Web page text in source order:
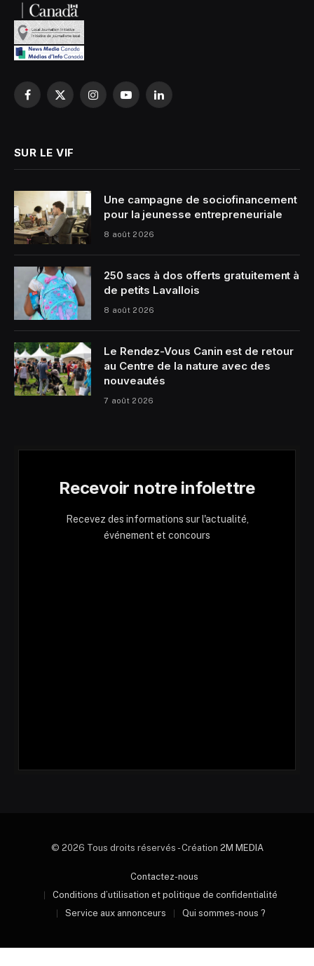
Facebook
X
InstagramYouTubeLinkedIn
SUR LE VIF
Une campagne de sociofinancement
pour la jeunesse entrepreneuriale
8 août 2026
250 sacs à dos offerts gratuitement à
de petits Lavallois
8 août 2026
Le Rendez-Vous Canin est de retour
au Centre de la nature avec des
nouveautés
7 août 2026
Recevoir notre infolettre
Recevez des informations sur l'actualité,
événement et concours
© 2026 Tous droits réservés - Création 2M MEDIA
Contactez-nous
Conditions d’utilisation et politique de confidentialité
Service aux annonceurs
Qui sommes-nous ?